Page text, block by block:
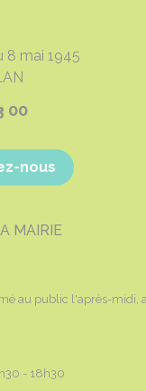
8 mai 1945
00
nous
MAIRIE
au public l'après-midi,
- 18h30